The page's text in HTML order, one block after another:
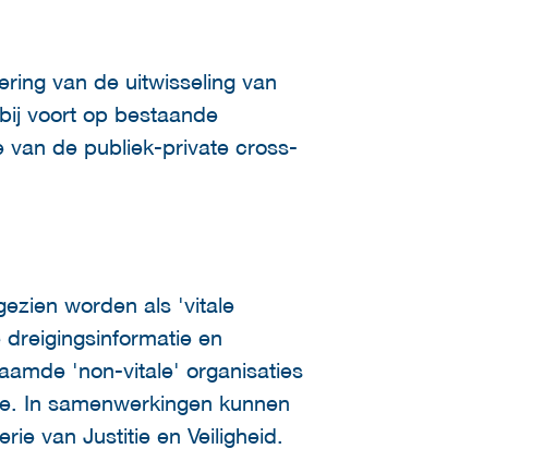
van de uitwisseling van
voort op bestaande
van de publiek-private cross-
worden als 'vitale
en
'non-vitale' organisaties
In samenwerkingen kunnen
van Justitie en Veiligheid.